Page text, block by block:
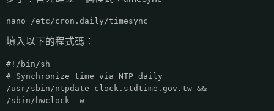
nano /etc/cron.daily/timesync
填入以下的程式碼：
#!/bin/sh
# Synchronize time via NTP daily
/usr/sbin/ntpdate clock.stdtime.gov.tw &&
/sbin/hwclock -w